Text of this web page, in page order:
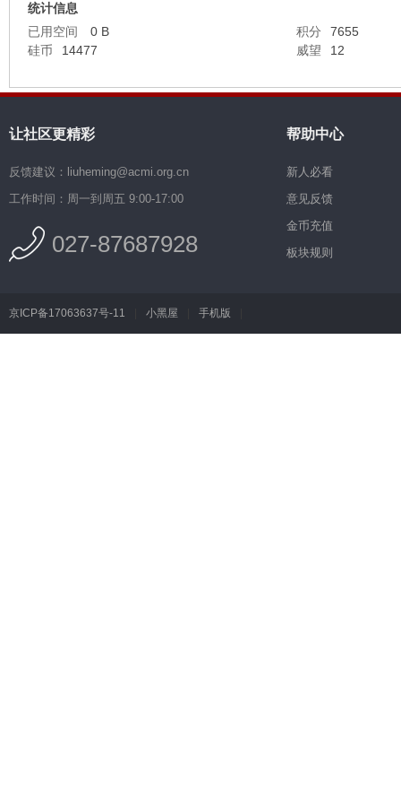
统计信息
已用空间
0 B 积分
7655
硅币
14477 威望 12
让社区更精彩
反馈建议：liuheming@acmi.org.cn
工作时间：周一到周五 9:00-17:00
027-87687928
帮助中心
新人必看
意见反馈
金币充值
板块规则
京ICP备17063637号-11 小黑屋 手机版